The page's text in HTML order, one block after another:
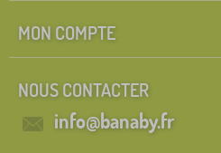
MON COMPTE
NOUS CONTACTER
info@banaby.fr